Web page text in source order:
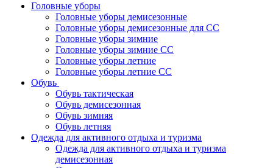
Головные уборы
Головные уборы демисезонные
Головные уборы демисезонные для СС
Головные уборы зимние
Головные уборы зимние СС
Головные уборы летние
Головные уборы летние СС
Обувь
Обувь тактическая
Обувь демисезонная
Обувь зимняя
Обувь летняя
Одежда для активного отдыха и туризма
Одежда для активного отдыха и туризма
демисезонная